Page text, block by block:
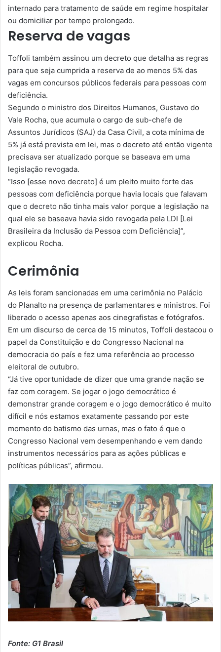
internado para tratamento de saúde em regime hospitalar
ou domiciliar por tempo prolongado.
Reserva de vagas
Toffoli também assinou um decreto que detalha as regras
para que seja cumprida a reserva de ao menos 5% das
vagas em concursos públicos federais para pessoas com
deficiência.
Segundo o ministro dos Direitos Humanos, Gustavo do
Vale Rocha, que acumula o cargo de sub-chefe de
Assuntos Jurídicos (SAJ) da Casa Civil, a cota mínima de
5% já está prevista em lei, mas o decreto até então vigente
precisava ser atualizado porque se baseava em uma
legislação revogada.
“Isso [esse novo decreto] é um pleito muito forte das
pessoas com deficiência porque havia locais que falavam
que o decreto não tinha mais valor porque a legislação na
qual ele se baseava havia sido revogada pela LDI [Lei
Brasileira da Inclusão da Pessoa com Deficiência]”,
explicou Rocha.
Cerimônia
As leis foram sancionadas em uma cerimônia no Palácio
do Planalto na presença de parlamentares e ministros. Foi
liberado o acesso apenas aos cinegrafistas e fotógrafos.
Em um discurso de cerca de 15 minutos, Toffoli destacou o
papel da Constituição e do Congresso Nacional na
democracia do país e fez uma referência ao processo
eleitoral de outubro.
“Já tive oportunidade de dizer que uma grande nação se
faz com coragem. Se jogar o jogo democrático é
demonstrar grande coragem e o jogo democrático é muito
difícil e nós estamos exatamente passando por este
momento do batismo das urnas, mas o fato é que o
Congresso Nacional vem desempenhando e vem dando
instrumentos necessários para as ações públicas e
políticas públicas”, afirmou.
Fonte: G1 Brasil